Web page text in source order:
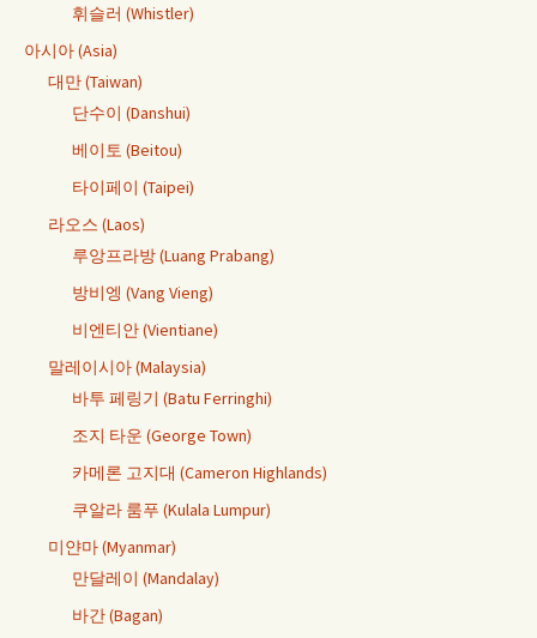
휘슬러 (Whistler)
아시아 (Asia)
대만 (Taiwan)
단수이 (Danshui)
베이토 (Beitou)
타이페이 (Taipei)
라오스 (Laos)
루앙프라방 (Luang Prabang)
방비엥 (Vang Vieng)
비엔티안 (Vientiane)
말레이시아 (Malaysia)
바투 페링기 (Batu Ferringhi)
조지 타운 (George Town)
카메론 고지대 (Cameron Highlands)
쿠알라 룸푸 (Kulala Lumpur)
미얀마 (Myanmar)
만달레이 (Mandalay)
바간 (Bagan)